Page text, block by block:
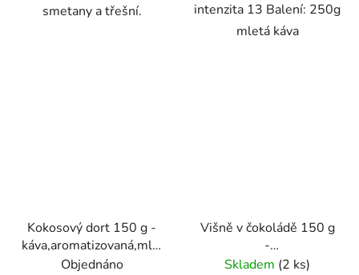
smetany a třešní.
intenzita 13 Balení: 250g
mletá káva
Kokosový dort 150 g -
káva,aromatizovaná,mletá
- Oxalis
Objednáno
Višně v čokoládě 150 g
-
káva,aromatizovaná,mletá
Skladem (2 ks)